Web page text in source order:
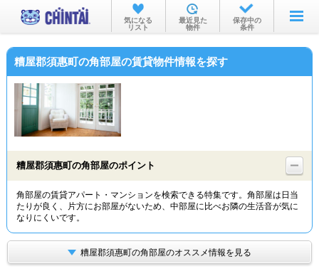
お部屋を探す
沿線・駅から
物件特集から
TOP
気になる
リスト
最近見た
物件
保存中の
条件
糟屋郡須惠町の角部屋の賃貸物件情報を探す
糟屋郡須惠町の角部屋のポイント
角部屋の賃貸アパート・マンションを検索できる特集です。角部屋は日当
たりが良く、片方にお部屋がないため、中部屋に比べお隣の生活音が気に
なりにくいです。
糟屋郡須惠町の角部屋のオススメ情報を見る